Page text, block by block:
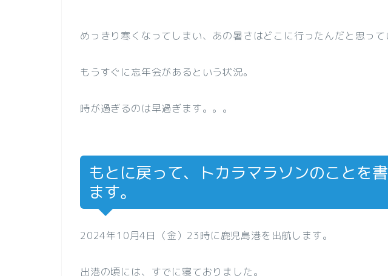
めっきり寒くなってしまい、あの暑さはどこに行ったんだと思って
もうすぐに忘年会があるという状況。
時が過ぎるのは早過ぎます。。。
もとに戻って、トカラマラソンのことを
ます。
2024年10月4日（金）23時に鹿児島港を出航します。
出港の頃には、すでに寝ておりました。